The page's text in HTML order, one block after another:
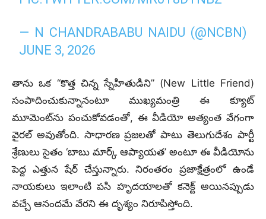
— N CHANDRABABU NAIDU (@NCBN)
JUNE 3, 2026
తాను ఒక “కొత్త చిన్న స్నేహితుడిని” (New Little Friend)
సంపాదించుకున్నానంటూ ముఖ్యమంత్రి ఈ క్యూట్
మూమెంట్‌ను పంచుకోవడంతో, ఈ వీడియో అత్యంత వేగంగా
వైరల్ అవుతోంది. సాధారణ ప్రజలతో పాటు తెలుగుదేశం పార్టీ
శ్రేణులు సైతం ‘బాబు మార్క్ ఆప్యాయత’ అంటూ ఈ వీడియోను
పెద్ద ఎత్తున షేర్ చేస్తున్నారు. నిరంతరం ప్రజాక్షేత్రంలో ఉండే
నాయకులు ఇలాంటి పసి హృదయాలతో కనెక్ట్ అయినప్పుడు
వచ్చే ఆనందమే వేరని ఈ దృశ్యం నిరూపిస్తోంది.